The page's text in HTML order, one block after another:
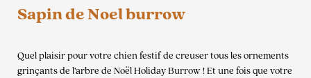
Sapin de Noel burrow
Quel plaisir pour votre chien festif de creuser tous les ornements
grinçants de l’arbre de Noël Holiday Burrow ! Et une fois que votre